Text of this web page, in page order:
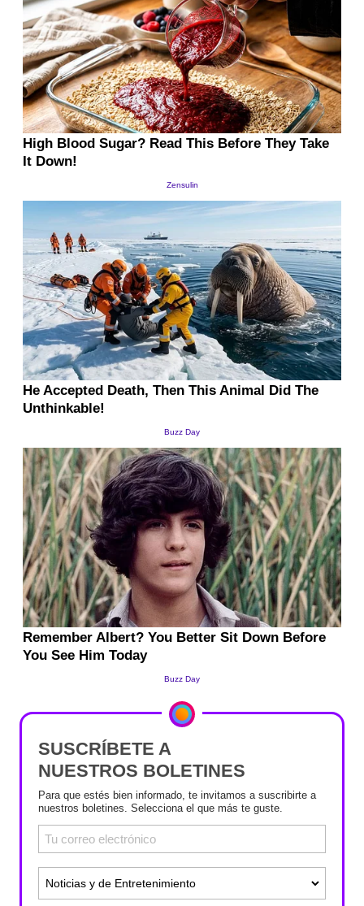
SUSCRÍBETE A
NUESTROS BOLETINES
Para que estés bien informado, te invitamos a suscribirte a
nuestros boletines. Selecciona el que más te guste.